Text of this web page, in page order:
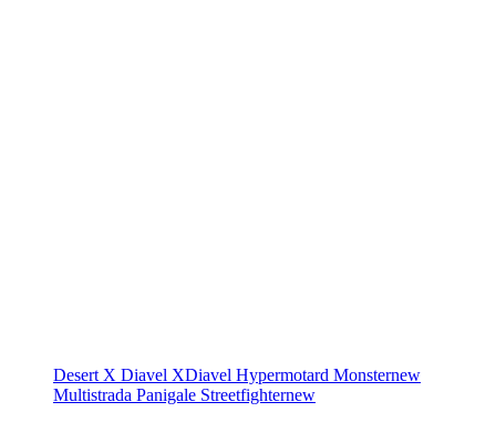
Desert X Diavel XDiavel Hypermotard Monsternew
Multistrada Panigale Streetfighternew